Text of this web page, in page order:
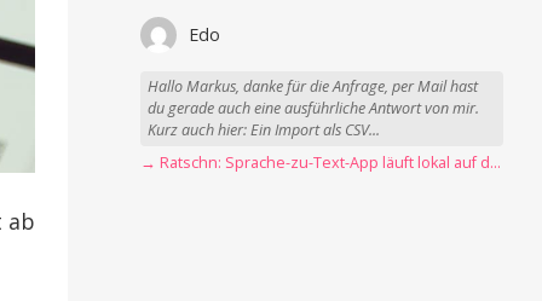
ab
Edo
Hallo Markus, danke für die Anfrage, per Mail hast
du gerade auch eine ausführliche Antwort von mir.
Kurz auch hier: Ein Import als CSV...
→ Ratschn: Sprache-zu-Text-App läuft lokal auf dem Mac